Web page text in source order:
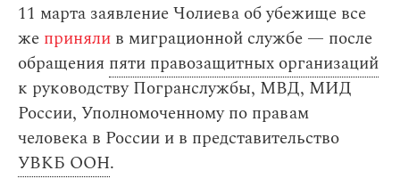
11 марта заявление Чолиева об убежище все
же приняли в миграционной службе — после
обращения пяти правозащитных организаций
к руководству Погранслужбы, МВД, МИД
России, Уполномоченному по правам
человека в России и в представительство
УВКБ ООН.